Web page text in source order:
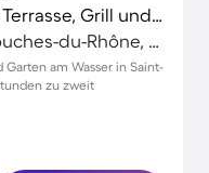
Charmantes Ferienhaus mit Terrasse, Grill und Garten | Haustierfreundlich
Les Baux-de-Provence, Bouches-du-Rhône, Frankreich
Garten am Wasser in Saint-
zu zweit